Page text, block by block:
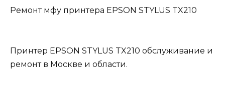
Ремонт мфу принтера EPSON STYLUS TX210
Принтер EPSON STYLUS TX210 обслуживание и
ремонт в Москве и области.